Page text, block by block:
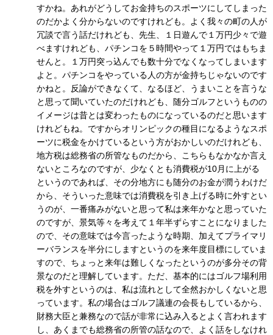
すかね。あれがどうしてお金持ちのスポーツにしてしまった
のだかよく分からないのですけれども。よく我々の町の人が
冗談で言う話だけれども、先生、１日遊んで１万円少々で遊
べますけれども、パチンコを５時間やって１万円ではもちま
せんと。１万円突っ込んでも数十分でなくなってしまいます
よと。パチンコをやっている人の方が金持ちじゃないのです
かねと。反論ができなくて、なるほど、うまいことを言うな
と思って聞いていたのだけれども、随分ゴルフというものの
イメージは昔とは変わったものになっているのだと思います
けれどもね。ですからオリンピックの種目になるようなスポ
ーツに税金をかけているという方がおかしいのだけれども、
地方税は総務省の所管なものだから、こちらもなかなか言え
ないところなのですが、少なくとも消費税が10月に上がる
というのであれば、その分地方にも随分のお金が潤うわけだ
から、そういった意味では消費税を引き上げる時に外すとい
うのが、一番痛みがないと思って私は来年かなと思っていた
のですが、景気等々を考えて１年半ずらすことになりました
ので、その意味では今言ったような時期、加えてプライマリ
ーバランスを半分にしますというのを来年度目標にしていま
すので、ちょっと来年は難しくなったというのが多分その背
景なのだと理解しています。ただ、基本的にはゴルフ場利用
税を外すというのは、私は流れとして全然おかしくないと思
っています。私の場合はゴルフ議連の会長もしているから、
財務大臣と兼務なので話が非常に込み入るとよく言われます
し、あくまでも総務省の所管の話なので、よく話をしなけれ